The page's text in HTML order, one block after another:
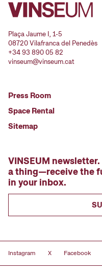
Plaça Jaume I, 1-5
08720 Vilafranca del Penedès
+34 93 890 05 82
vinseum@vinseum.cat
Press Room
Space Rental
Sitemap
VINSEUM newsletter.
a thing—receive the
in your inbox.
Instagram X Facebook